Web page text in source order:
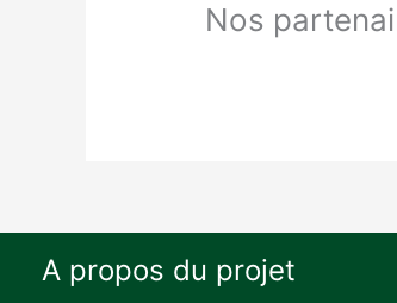
Nos
A propos du projet